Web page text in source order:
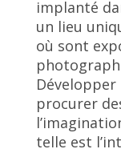
implanté
un lieu
où sont
procurer
telle est